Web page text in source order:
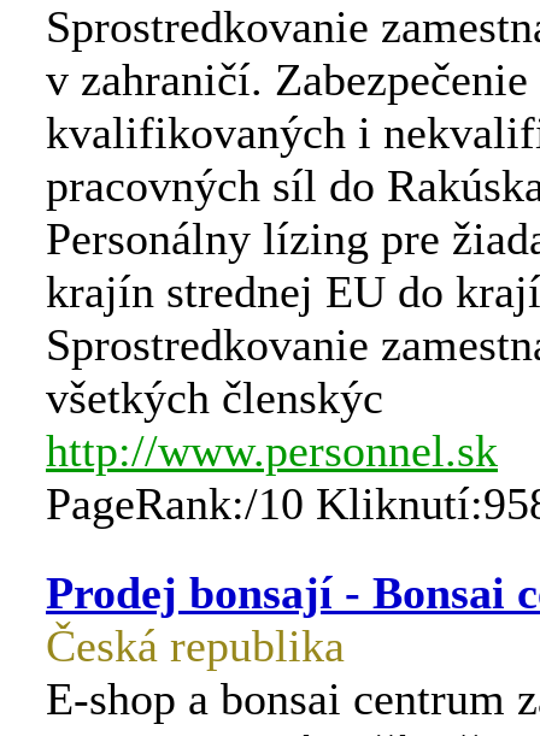
Sprostredkovanie
v zahraničí.
kvalifikovaných i
pracovných síl do
Personálny lízing pre
krajín strednej EU do
Sprostredkovanie
všetkých členskýc
http://www.personnel.sk
PageRank:/10
Prodej bonsají - Bonsai
Česká republika
E-shop a bonsai centrum